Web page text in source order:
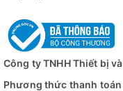
Công ty TNHH Thiết bị
Phương thức thanh toán